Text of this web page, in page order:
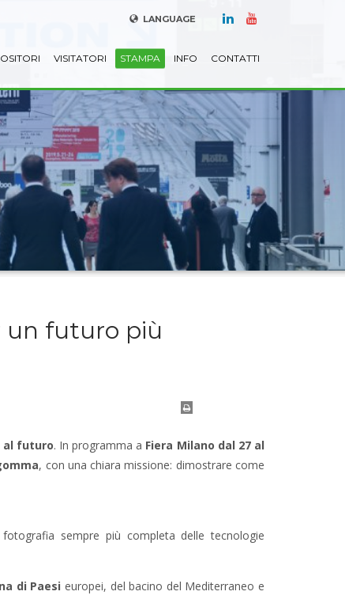
LANGUAGE
VISITATORI STAMPA INFO CONTATTI
un futuro più
al futuro. In programma a Fiera Milano dal 27 al
, con una chiara missione: dimostrare come
sempre più completa delle tecnologie
di Paesi europei, del bacino del Mediterraneo e